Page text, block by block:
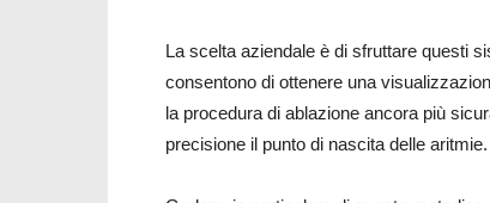
La scelta aziendale è di sfruttare questi
consentono di ottenere una
la procedura di ablazione ancora più
precisione il punto di nascita delle aritmie.